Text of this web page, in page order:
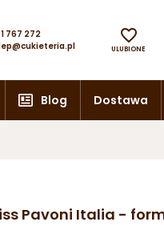
767 272

ULUBIONE
Blog Dostawa
Pavoni Italia -